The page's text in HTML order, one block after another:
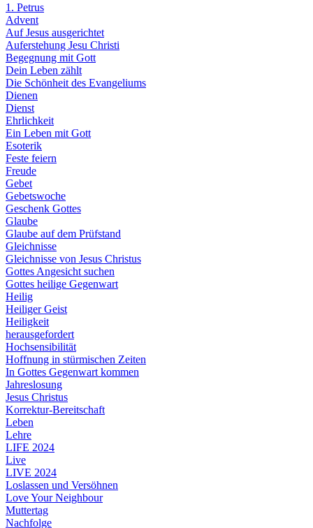
1. Petrus
Advent
Auf Jesus ausgerichtet
Auferstehung Jesu Christi
Begegnung mit Gott
Dein Leben zählt
Die Schönheit des Evangeliums
Dienen
Dienst
Ehrlichkeit
Ein Leben mit Gott
Esoterik
Feste feiern
Freude
Gebet
Gebetswoche
Geschenk Gottes
Glaube
Glaube auf dem Prüfstand
Gleichnisse
Gleichnisse von Jesus Christus
Gottes Angesicht suchen
Gottes heilige Gegenwart
Heilig
Heiliger Geist
Heiligkeit
herausgefordert
Hochsensibilität
Hoffnung in stürmischen Zeiten
In Gottes Gegenwart kommen
Jahreslosung
Jesus Christus
Korrektur-Bereitschaft
Leben
Lehre
LIFE 2024
Live
LIVE 2024
Loslassen und Versöhnen
Love Your Neighbour
Muttertag
Nachfolge